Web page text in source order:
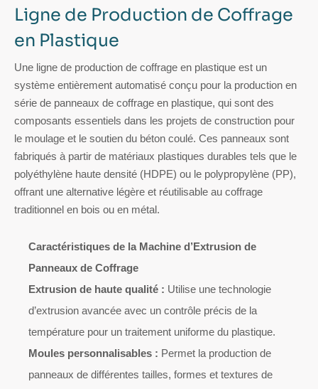
Ligne de Production de Coffrage
en Plastique
Une ligne de production de coffrage en plastique est un
système entièrement automatisé conçu pour la production en
série de panneaux de coffrage en plastique, qui sont des
composants essentiels dans les projets de construction pour
le moulage et le soutien du béton coulé. Ces panneaux sont
fabriqués à partir de matériaux plastiques durables tels que le
polyéthylène haute densité (HDPE) ou le polypropylène (PP),
offrant une alternative légère et réutilisable au coffrage
traditionnel en bois ou en métal.
Caractéristiques de la Machine d’Extrusion de
Panneaux de Coffrage
Extrusion de haute qualité : Utilise une technologie
d’extrusion avancée avec un contrôle précis de la
température pour un traitement uniforme du plastique.
Moules personnalisables : Permet la production de
panneaux de différentes tailles, formes et textures de